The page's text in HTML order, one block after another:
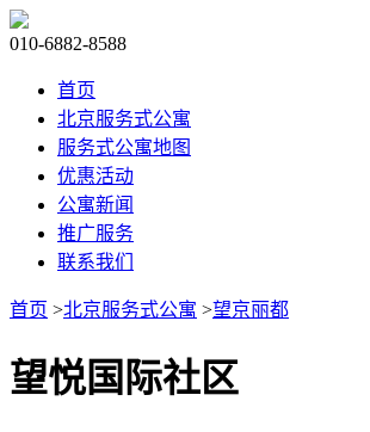
010-6882-8588
首页
北京服务式公寓
服务式公寓地图
优惠活动
公寓新闻
推广服务
联系我们
首页 >北京服务式公寓 >望京丽都
望悦国际社区